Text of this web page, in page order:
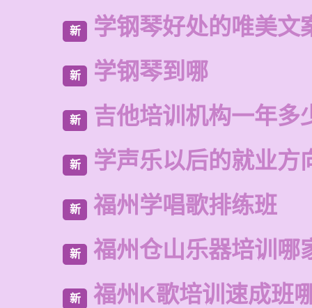
新 学钢琴好处的唯美文
新 学钢琴到哪
新 吉他培训机构一年多
新 学声乐以后的就业方
新 福州学唱歌排练班
新 福州仓山乐器培训哪
新 福州K歌培训速成班